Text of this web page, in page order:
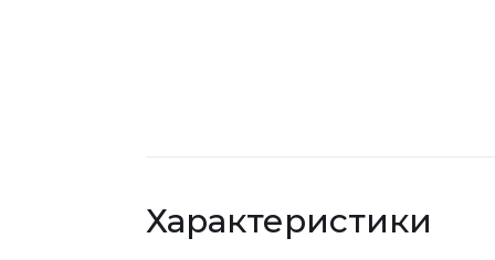
Характеристики